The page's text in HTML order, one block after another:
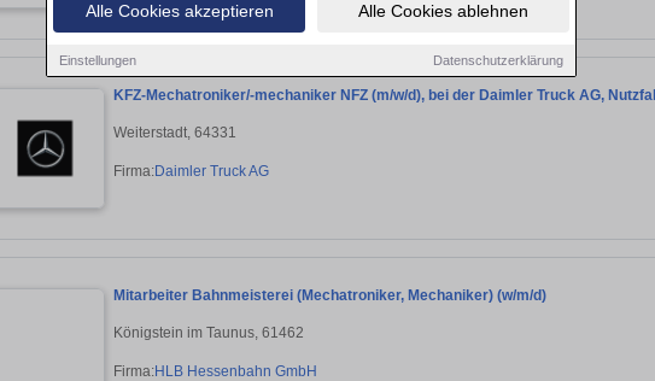
Alle Cookies akzeptieren Alle Cookies ablehnen
Einstellungen Datenschutzerklärung
KFZ-Mechatroniker/-mechaniker NFZ (m/w/d), bei der Daimler Truck AG,
Weiterstadt, 64331
Firma:Daimler Truck AG
Mitarbeiter Bahnmeisterei (Mechatroniker, Mechaniker) (w/m/d)
Königstein im Taunus, 61462
Firma:HLB Hessenbahn GmbH